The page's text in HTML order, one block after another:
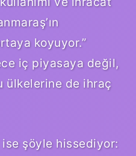
koyuyor.”
iç piyasaya değil,
ülkelerine de ihraç
şöyle hissediyor: